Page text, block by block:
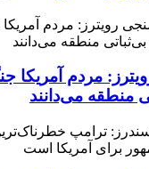
مردم آمریکا جنگ
منطقه می‌دانند